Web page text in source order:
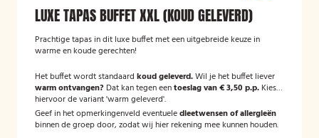
LUXE TAPAS BUFFET XXL (KOUD GELEVERD)
Prachtige tapas in dit luxe buffet met een uitgebreide keuze in
warme en koude gerechten!
Het buffet wordt standaard koud geleverd.Wil je het buffet liever
warm ontvangen? Dat kan tegen eentoeslag van € 3,50 p.p. Kies
hiervoor de variant 'warm geleverd'.
Geef in het opmerkingenveld eventueledieetwensen of allergieën
binnen de groep door, zodat wij hier rekening mee kunnen houden.